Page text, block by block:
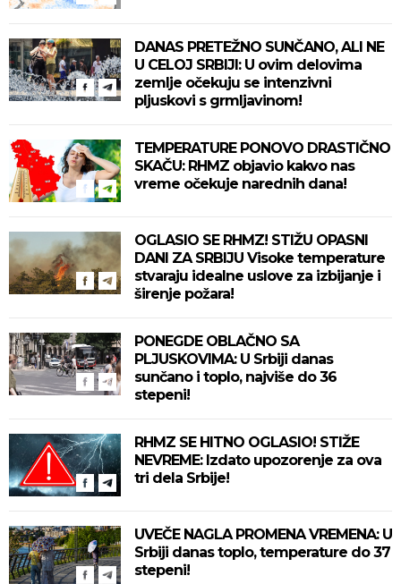
DANAS PRETEŽNO SUNČANO, ALI NE
U CELOJ SRBIJI: U ovim delovima
zemlje očekuju se intenzivni
pljuskovi s grmljavinom!
TEMPERATURE PONOVO DRASTIČNO
SKAČU: RHMZ objavio kakvo nas
vreme očekuje narednih dana!
OGLASIO SE RHMZ! STIŽU OPASNI
DANI ZA SRBIJU Visoke temperature
stvaraju idealne uslove za izbijanje i
širenje požara!
PONEGDE OBLAČNO SA
PLJUSKOVIMA: U Srbiji danas
sunčano i toplo, najviše do 36
stepeni!
RHMZ SE HITNO OGLASIO! STIŽE
NEVREME: Izdato upozorenje za ova
tri dela Srbije!
UVEČE NAGLA PROMENA VREMENA: U
Srbiji danas toplo, temperature do 37
stepeni!